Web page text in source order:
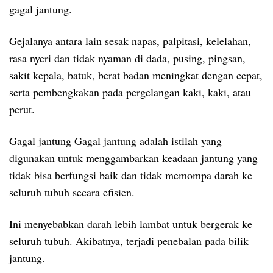
gagal jantung.
Gejalanya antara lain sesak napas, palpitasi, kelelahan,
rasa nyeri dan tidak nyaman di dada, pusing, pingsan,
sakit kepala, batuk, berat badan meningkat dengan cepat,
serta pembengkakan pada pergelangan kaki, kaki, atau
perut.
Gagal jantung Gagal jantung adalah istilah yang
digunakan untuk menggambarkan keadaan jantung yang
tidak bisa berfungsi baik dan tidak memompa darah ke
seluruh tubuh secara efisien.
Ini menyebabkan darah lebih lambat untuk bergerak ke
seluruh tubuh. Akibatnya, terjadi penebalan pada bilik
jantung.